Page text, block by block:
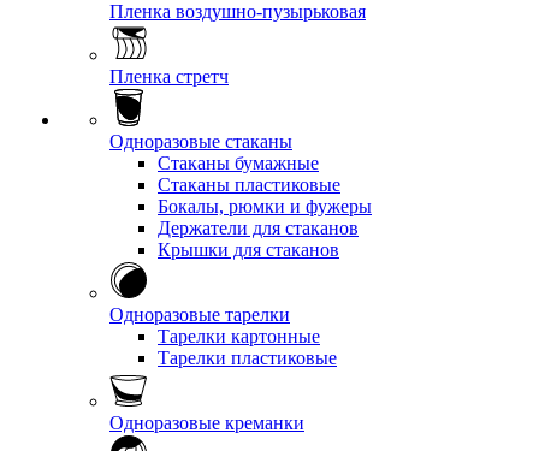
Пленка воздушно-пузырьковая
Пленка стретч
Одноразовые стаканы
Стаканы бумажные
Стаканы пластиковые
Бокалы, рюмки и фужеры
Держатели для стаканов
Крышки для стаканов
Одноразовые тарелки
Тарелки картонные
Тарелки пластиковые
Одноразовые креманки